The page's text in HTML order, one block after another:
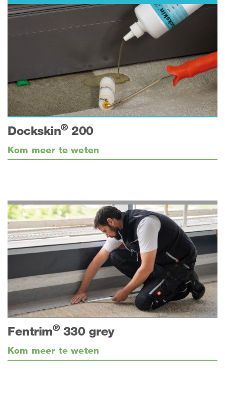
Dockskin® 200
Kom meer te weten
Fentrim® 330 grey
Kom meer te weten